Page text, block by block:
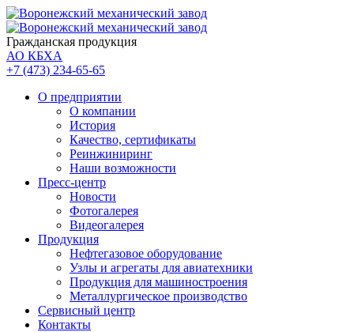
Гражданская продукция
АО КБХА
+7 (473) 234-65-65
О предприятии
О компании
История
Качество, сертификаты
Реинжиниринг
Наши возможности
Пресс-центр
Новости
Фотогалерея
Видеогалерея
Продукция
Нефтегазовое оборудование
Узлы и агрегаты для авиатехники
Продукция для машиностроения
Металлургическое производство
Сервисный центр
Контакты